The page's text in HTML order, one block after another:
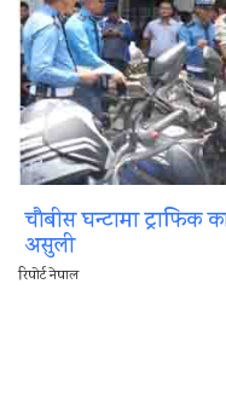
चौबीस घन्टामा ट्राफिक
असुली
रिपोर्ट नेपाल